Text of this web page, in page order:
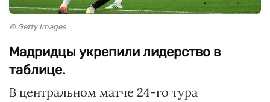
© Getty Images
Мадридцы укрепили лидерство в
таблице.
В центральном матче 24-го тура